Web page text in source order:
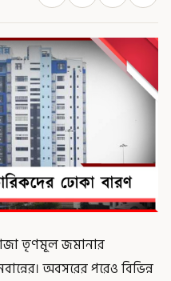
তৃণমূল জমানার
অবসরের পরেও বিভিন্ন